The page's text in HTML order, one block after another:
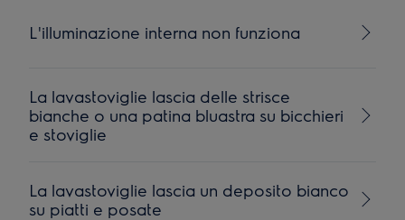
L'illuminazione interna non funziona
La lavastoviglie lascia delle strisce
bianche o una patina bluastra su bicchieri
e stoviglie
La lavastoviglie lascia un deposito bianco
su piatti e posate